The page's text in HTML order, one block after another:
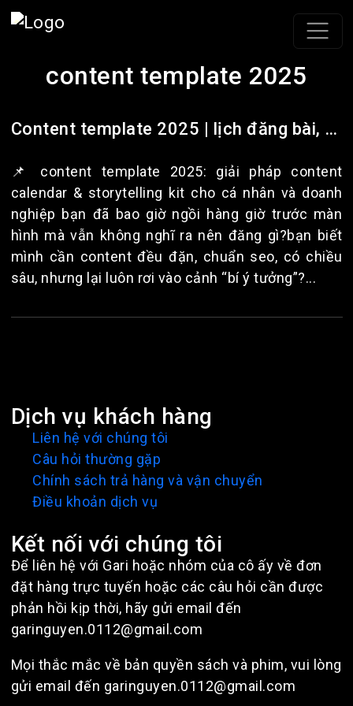
content template 2025
Content template 2025 | lịch đăng bài, viral topics & storytelling kit by gari nguyễn
📌 content template 2025: giải pháp content
calendar & storytelling kit cho cá nhân và doanh
nghiệp bạn đã bao giờ ngồi hàng giờ trước màn
hình mà vẫn không nghĩ ra nên đăng gì?bạn biết
mình cần content đều đặn, chuẩn seo, có chiều
sâu, nhưng lại luôn rơi vào cảnh “bí ý tưởng”?...
Dịch vụ khách hàng
Liên hệ với chúng tôi
Câu hỏi thường gặp
Chính sách trả hàng và vận chuyển
Điều khoản dịch vụ
Kết nối với chúng tôi
Để liên hệ với Gari hoặc nhóm của cô ấy về đơn
đặt hàng trực tuyến hoặc các câu hỏi cần được
phản hồi kịp thời, hãy gửi email đến
garinguyen.0112@gmail.com
Mọi thắc mắc về bản quyền sách và phim, vui lòng
gửi email đến garinguyen.0112@gmail.com